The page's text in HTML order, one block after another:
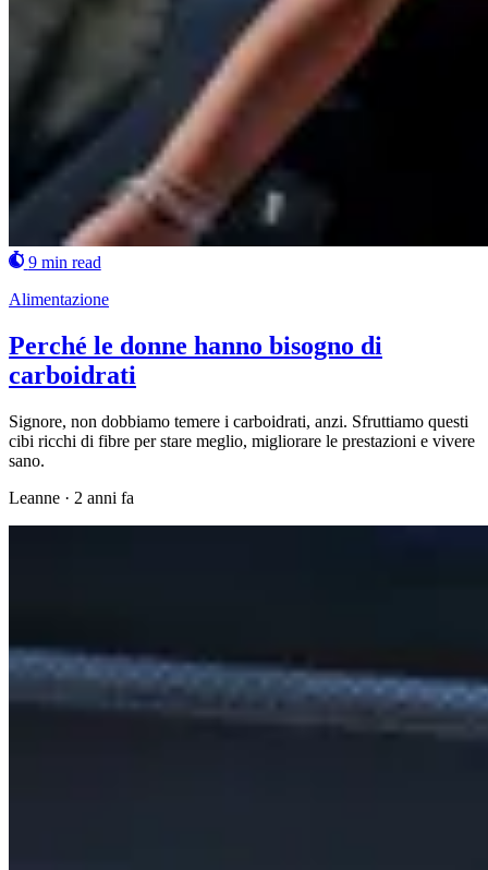
9 min read
Alimentazione
Perché le donne hanno bisogno di
carboidrati
Signore, non dobbiamo temere i carboidrati, anzi. Sfruttiamo questi
cibi ricchi di fibre per stare meglio, migliorare le prestazioni e vivere
sano.
Leanne · 2 anni fa